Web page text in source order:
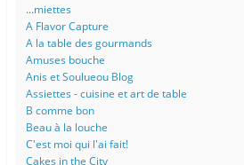
...miettes
A Flavor Capture
A la table des gourmands
Amuses bouche
Anis et Soulueou Blog
Assiettes - cuisine et art de table
B comme bon
Beau à la louche
C'est moi qui l'ai fait!
Cakes in the City